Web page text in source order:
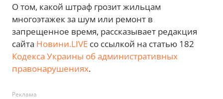
О том, какой штраф грозит жильцам
многоэтажек за шум или ремонт в
запрещенное время, рассказывает редакция
сайта Новини.LIVE со ссылкой на статью 182
Кодекса Украины об административных
правонарушениях.
Реклама